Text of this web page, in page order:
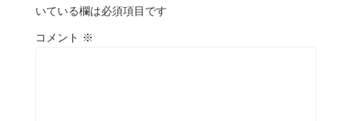
いている欄は必須項目です
コメント ※